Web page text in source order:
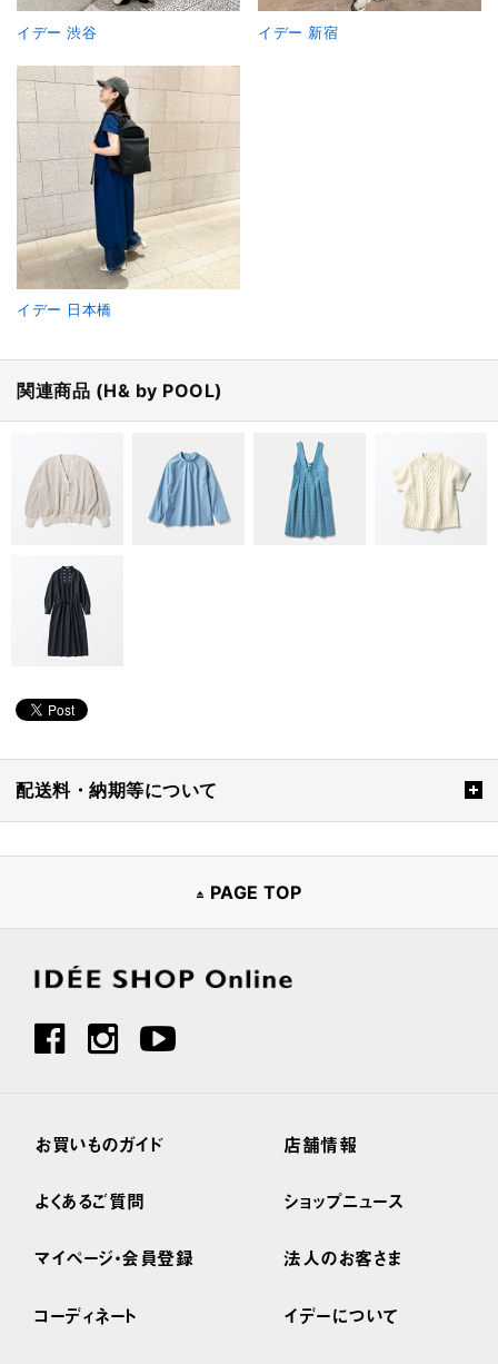
イデー 渋谷 イデー 新宿
イデー 日本橋
関連商品 (H& by POOL)
配送料・納期等について
PAGE TOP
お買いものガイド
よくあるご質問
マイページ・会員登録
コーディネート
店舗情報
ショップニュース
法人のお客さま
イデーについて